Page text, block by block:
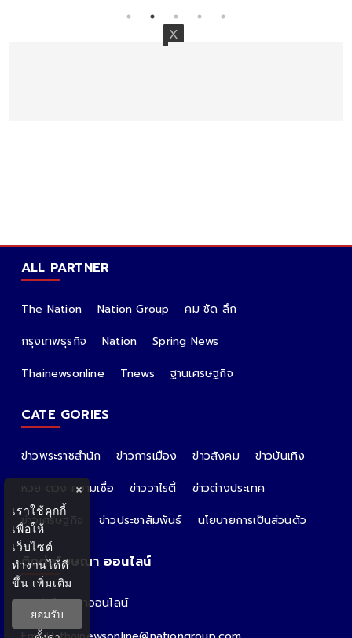
ALL PARTNER
The Nation Nation Group
คม ชัด ลึก
กรุงเทพธุรกิจ
Nation
Spring News
Thainewsonline
Tnews ฐานเศรษฐกิจ
CATE GORIES
ข่าวพระราชสำนัก ข่าวการเมือง ข่าวสังคม
ข่าวบันเทิง
หวย ดวง ความเชื่อ
ข่าววาไรตี้
ข่าวต่างประเทศ
ข่าวเศรษฐกิจ
ข่าวประชาสัมพันธ์ นโยบายการเป็นส่วนตัว
ติดต่อโฆษณา ออนไลน์
ติดต่อโฆษณาออนไลน์
คุณอ้อ
×
เราใช้คุกกี้
เพื่อให้
เว็บไซต์
ทำงานได้ดี
ขึ้น เพิ่มเติม
ยอมรับ